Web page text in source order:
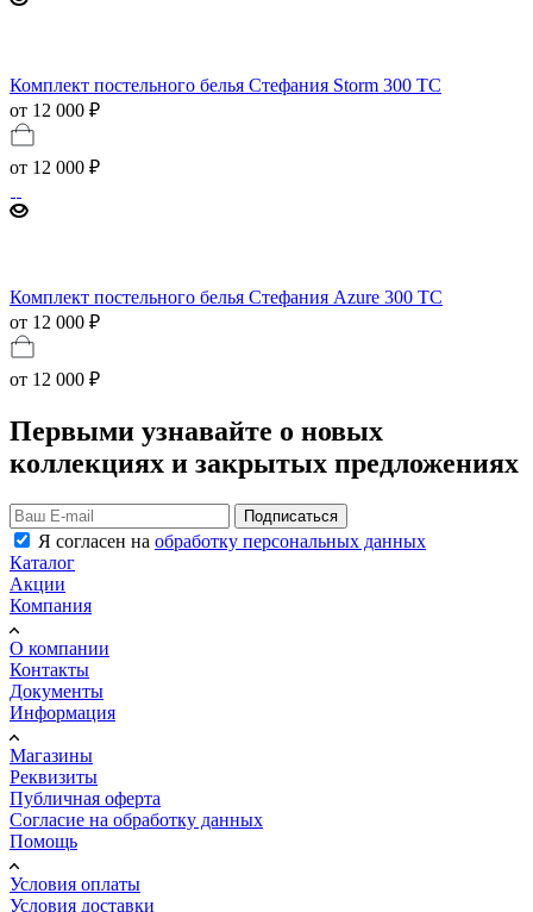
Комплект постельного белья Стефания Storm 300 ТС
от 12 000 ₽
от 12 000 ₽
Комплект постельного белья Стефания Azure 300 ТС
от 12 000 ₽
от 12 000 ₽
Первыми узнавайте о новых
коллекциях и закрытых предложениях
Подписаться
Я согласен на обработку персональных данных
Каталог
Акции
Компания
О компании
Контакты
Документы
Информация
Магазины
Реквизиты
Публичная оферта
Согласие на обработку данных
Помощь
Условия оплаты
Условия доставки